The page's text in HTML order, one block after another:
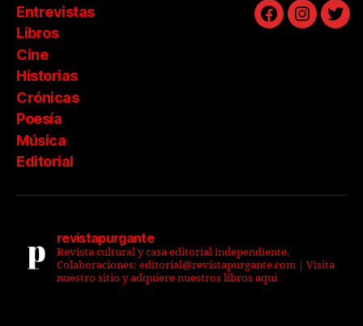
Entrevistas
Libros
Cine
Historias
Crónicas
Poesía
Música
Editorial
Facebook
revistapurgante
Revista cultural y casa editorial independiente.
Colaboraciones: editorial@revistapurgante.com | Visita
nuestro sitio y adquiere nuestros libros aquí